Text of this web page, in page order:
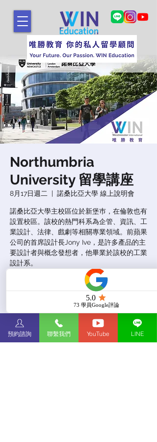
Northumbria
University 留學講座
8月17日週二
  |
諾桑比亞大學 線上說明會
諾桑比亞大學主校區位於新堡巿，在倫敦也有
設置校區。該校的熱門科系為企管、資訊、工
業設計、法律、戲劇等相關專業領域。前蘋果
公司的首席設計長Jony Ive，是許多產品的主
要設計者與概念發想者，他畢業於該校的工業
設計系。
報名已截止
查看其他活動
預約諮詢 聯繫我們 YouTube LINE